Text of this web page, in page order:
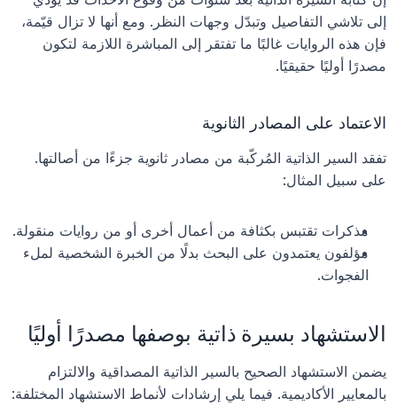
مصدرًا أوليًا حقيقيًا.
الاعتماد على المصادر الثانوية
على سبيل المثال:
مذكرات تقتبس بكثافة من أعمال أخرى أو من روايات منقولة.
الفجوات.
الاستشهاد بسيرة ذاتية بوصفها مصدرًا أوليًا
بالمعايير الأكاديمية. فيما يلي إرشادات لأنماط الاستشهاد المختلفة: